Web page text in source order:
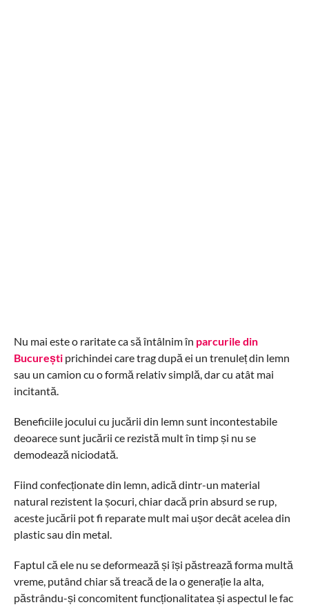
Nu mai este o raritate ca să întâlnim în parcurile din
Bucureștiprichindei care trag după ei un trenuleț din lemn
sau un camion cu o formă relativ simplă, dar cu atât mai
incitantă.
Beneficiile jocului cu jucării din lemn sunt incontestabile
deoarece sunt jucării ce rezistă mult în timp și nu se
demodează niciodată.
Fiind confecționate din lemn, adică dintr-un material
natural rezistent la șocuri, chiar dacă prin absurd se rup,
aceste jucării pot fi reparate mult mai ușor decât acelea din
plastic sau din metal.
Faptul că ele nu se deformează și își păstrează forma multă
vreme, putând chiar să treacă de la o generație la alta,
păstrându-și concomitent funcționalitatea și aspectul le fac